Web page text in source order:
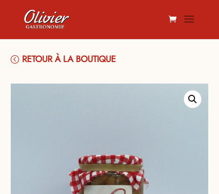
RETOUR À LA BOUTIQUE